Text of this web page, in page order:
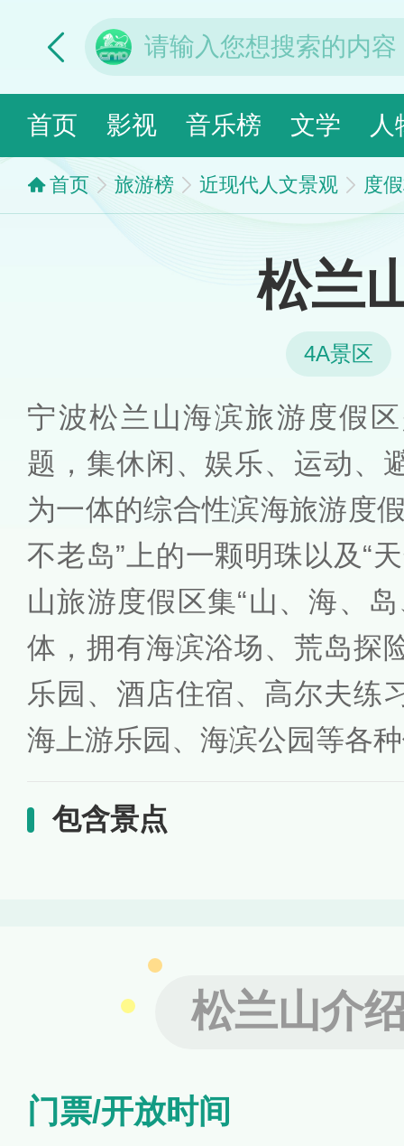
首页 影视 音乐榜 文学 人
首页 旅游榜 近现代人文景观 度
松兰
4A景区
宁波松兰山海滨旅游度假
题，集休闲、娱乐、运动、
为一体的综合性滨海旅游度
不老岛”上的一颗明珠以及“
山旅游度假区集“山、海、
体，拥有海滨浴场、荒岛探
乐园、酒店住宿、高尔夫练
海上游乐园、海滨公园等各
包含景点
松兰山介
门票/开放时间